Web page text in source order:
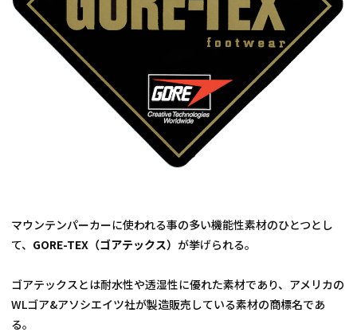
マウンテンパーカーに使われる事の多い機能性素材のひとつとし
て、 GORE-TEX（ゴアテックス）が挙げられる。
ゴアテックスとは耐水性や透湿性に優れた素材であり、アメリカの
WLゴア&アソシエイツ社が製造販売している素材の商標名であ
る。